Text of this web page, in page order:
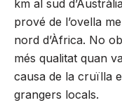
km al sud
prové de l’ovella
nord d’Àfrica. No
més qualitat quan
causa de la cruïlla
grangers locals.